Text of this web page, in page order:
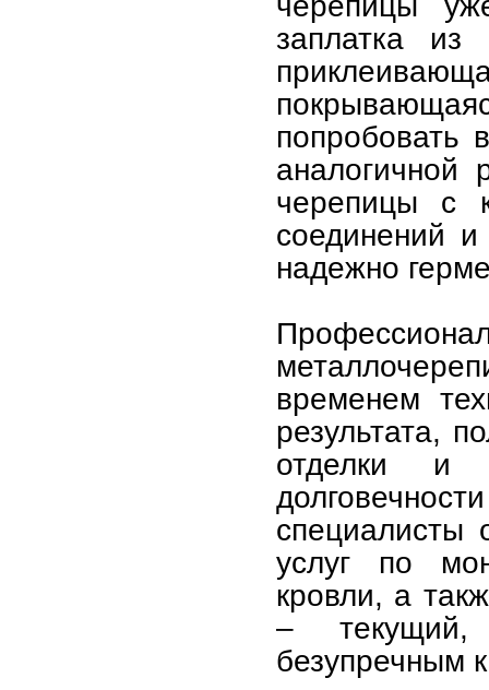
заплатка из
попробовать
аналогичной
черепицы с
соединений
надежно
временем
результата,
отделки и
специалисты
услуг по
кровли, а
–
безупречным